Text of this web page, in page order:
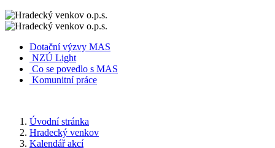
Dotační výzvy MAS
NZÚ Light
Co se povedlo s MAS
Komunitní práce
Úvodní stránka
Hradecký venkov
Kalendář akcí